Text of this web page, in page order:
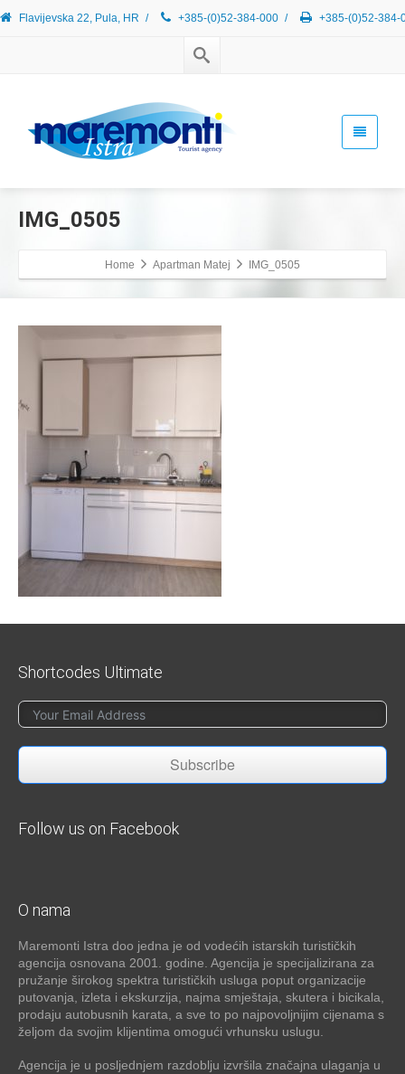
Flavijevska 22, Pula, HR / +385-(0)52-384-000 / +385-(0)52-
IMG_0505
Home Apartman Matej IMG_0505
Shortcodes Ultimate
Subscribe
Follow us on Facebook
O nama
Maremonti Istra doo jedna je od vodećih istarskih turističkih
agencija osnovana 2001. godine. Agencija je specijalizirana za
pružanje širokog spektra turističkih usluga poput organizacije
putovanja, izleta i ekskurzija, najma smještaja, skutera i bicikala,
prodaju autobusnih karata, a sve to po najpovoljnijim cijenama s
željom da svojim klijentima omogući vrhunsku uslugu.
Agencija je u posljednjem razdoblju izvršila značajna ulaganja u